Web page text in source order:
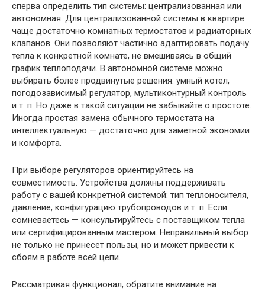
сперва определить тип системы: централизованная или
автономная. Для централизованной системы в квартире
чаще достаточно комнатных термостатов и радиаторных
клапанов. Они позволяют частично адаптировать подачу
тепла к конкретной комнате, не вмешиваясь в общий
график теплоподачи. В автономной системе можно
выбирать более продвинутые решения: умный котел,
погодозависимый регулятор, мультиконтурный контроль
и т. п. Но даже в такой ситуации не забывайте о простоте.
Иногда простая замена обычного термостата на
интеллектуальную — достаточно для заметной экономии
и комфорта.
При выборе регуляторов ориентируйтесь на
совместимость. Устройства должны поддерживать
работу с вашей конкретной системой: тип теплоносителя,
давление, конфигурацию трубопроводов и т. п. Если
сомневаетесь — консультируйтесь с поставщиком тепла
или сертифицированным мастером. Неправильный выбор
не только не принесет пользы, но и может привести к
сбоям в работе всей цепи.
Рассматривая функционал, обратите внимание на